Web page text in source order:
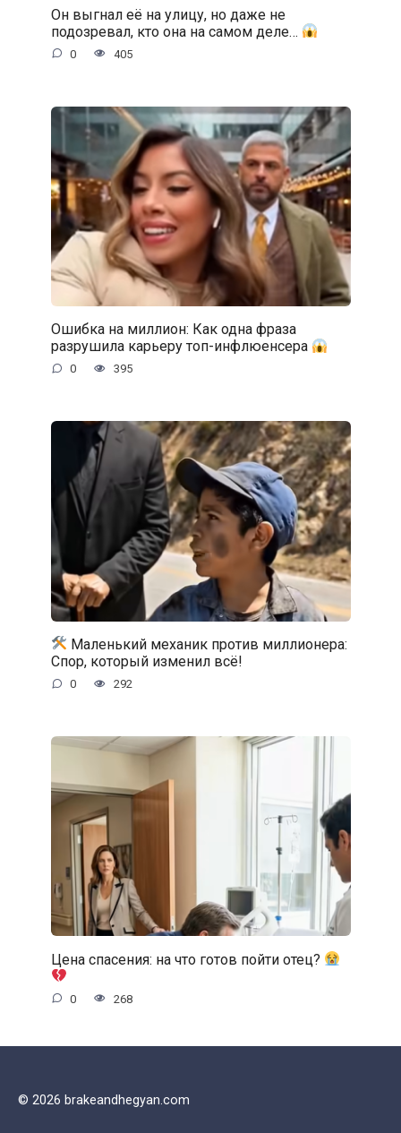
Он выгнал её на улицу, но даже не
подозревал, кто она на самом деле…
0 405
Ошибка на миллион: Как одна фраза
разрушила карьеру топ-инфлюенсера
0 395
Маленький механик против миллионера:
Спор, который изменил всё!
0 292
Цена спасения: на что готов пойти отец?
0 268
© 2026 brakeandhegyan.com